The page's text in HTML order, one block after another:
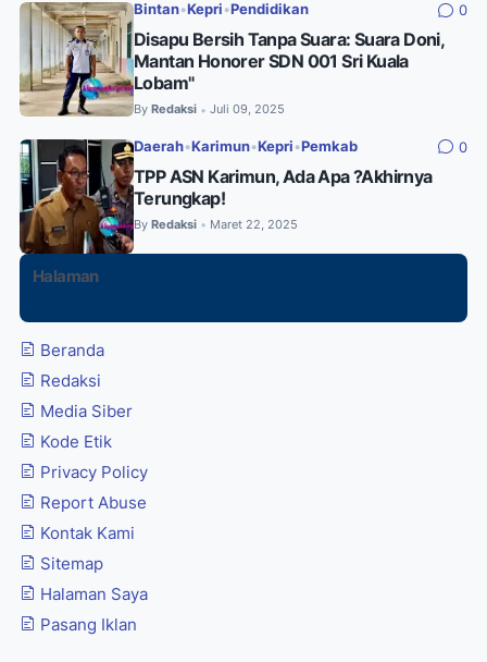
Bintan•Kepri •Pendidikan 0
Disapu Bersih Tanpa Suara: Suara Doni,
Mantan Honorer SDN 001 Sri Kuala
Lobam"
By Redaksi • Juli 09, 2025
Daerah•Karimun•Kepri •Pemkab 0
TPP ASN Karimun, Ada Apa ?Akhirnya
Terungkap!
By Redaksi • Maret 22, 2025
Halaman
Beranda
Redaksi
Media Siber
Kode Etik
Privacy Policy
Report Abuse
Kontak Kami
Sitemap
Halaman Saya
Pasang Iklan